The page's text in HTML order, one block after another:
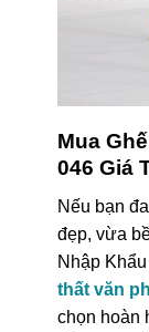
Mua
046 Giá
Nếu bạn
đẹp, vừa
Nhập
thất văn
chọn hoàn